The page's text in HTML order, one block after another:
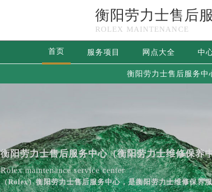
衡阳劳力士售后
ROLEX MAINTENANCE
首页 服务项目 网点大全 中
衡阳劳力士售后服务中
衡阳劳力士售后服务中心（衡阳劳力士维修保养中
Rolex maintenance service center
（Rolex）衡阳劳力士售后服务中心，是衡阳劳力士维修保养